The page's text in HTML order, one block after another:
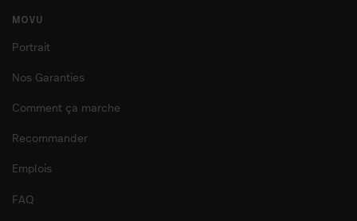
MOVU
Portrait
Nos Garanties
Comment ça marche
Recommander
Emplois
FAQ